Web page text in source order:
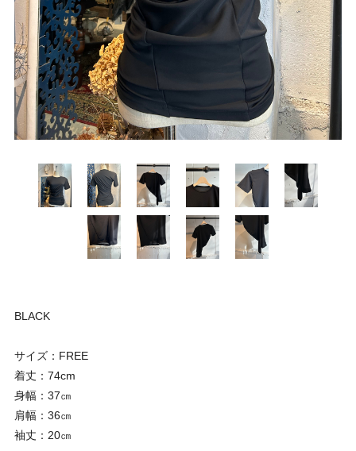
BLACK
サイズ：FREE
着丈：74cm
身幅：37㎝
肩幅：36㎝
袖丈：20㎝